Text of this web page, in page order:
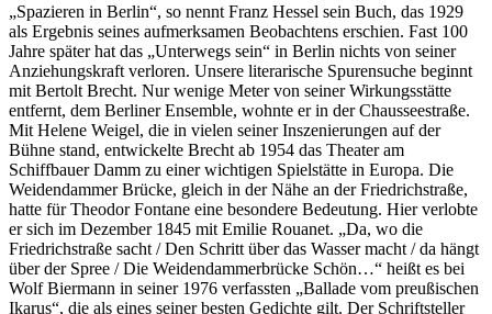
„Spazieren in Berlin“, so nennt Franz Hessel sein Buch, das 1929
als Ergebnis seines aufmerksamen Beobachtens erschien. Fast 100
Jahre später hat das „Unterwegs sein“ in Berlin nichts von seiner
Anziehungskraft verloren. Unsere literarische Spurensuche beginnt
mit Bertolt Brecht. Nur wenige Meter von seiner Wirkungsstätte
entfernt, dem Berliner Ensemble, wohnte er in der Chausseestraße.
Mit Helene Weigel, die in vielen seiner Inszenierungen auf der
Bühne stand, entwickelte Brecht ab 1954 das Theater am
Schiffbauer Damm zu einer wichtigen Spielstätte in Europa. Die
Weidendammer Brücke, gleich in der Nähe an der Friedrichstraße,
hatte für Theodor Fontane eine besondere Bedeutung. Hier verlobte
er sich im Dezember 1845 mit Emilie Rouanet. „Da, wo die
Friedrichstraße sacht / Den Schritt über das Wasser macht / da hängt
über der Spree / Die Weidendammerbrücke Schön…“ heißt es bei
Wolf Biermann in seiner 1976 verfassten „Ballade vom preußischen
Ikarus“, die als eines seiner besten Gedichte gilt. Der Schriftsteller